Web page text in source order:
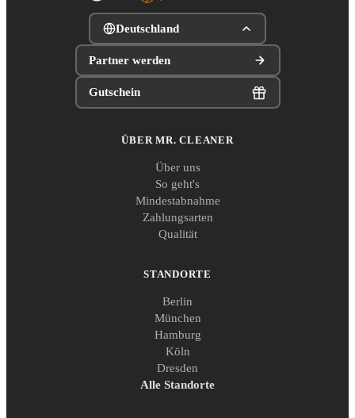
Deutschland
Partner werden
Gutschein
ÜBER MR. CLEANER
Über uns
So geht's
Mindestabnahme
Zahlungsarten
Qualität
STANDORTE
Berlin
München
Hamburg
Köln
Dresden
Alle Standorte